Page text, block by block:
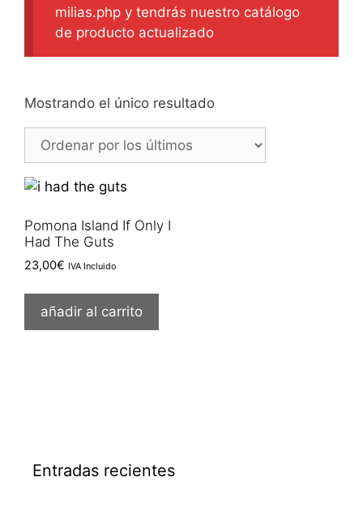
milias.php y tendrás nuestro catálogo
de producto actualizado
Mostrando el único resultado
Pomona Island If Only I
Had The Guts
23,00€ IVA Incluido
añadir al carrito
Entradas recientes